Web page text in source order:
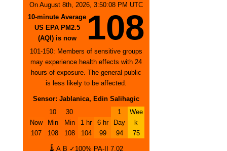
On August 8th, 2026, 3:50:08 PM UTC
10-minute Average
US EPA PM2.5
(AQI) is now
108
101-150: Members of sensitive groups
may experience health effects with 24
hours of exposure. The general public
is less likely to be affected.
Sensor: Jablanica, Edin Salihagic
Now
107
10
Min
108
30
Min
108
1 hr
104
6 hr
99
1
Day
94
Wee
k
75
🌡 A B ✓100% PA-II 7.02